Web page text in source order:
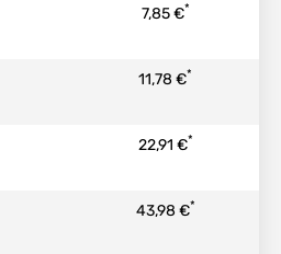
7,85 €*
11,78 €*
22,91 €*
43,98 €*